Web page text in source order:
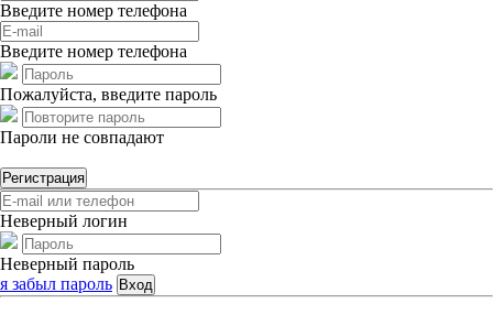
Введите номер телефона
Введите номер телефона
Пожалуйста, введите пароль
Пароли не совпадают
Регистрация
Неверный логин
Неверный пароль
я забыл пароль Вход